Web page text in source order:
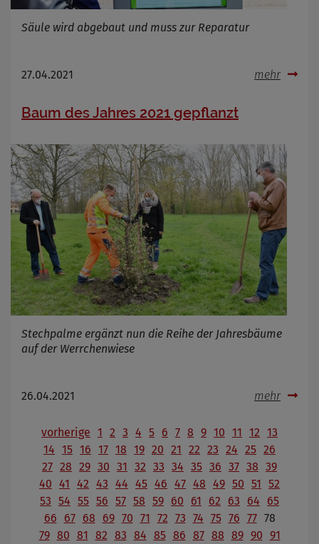
Säule wird abgebaut und muss zur Reparatur
27.04.2021 mehr
Baum des Jahres 2021 gepflanzt
Stechpalme ergänzt nun die Reihe der Jahresbäume
auf der Werrchenwiese
26.04.2021 mehr
vorherige 1 2 3 4 5 6 7 8 9 10 11 12 13
14 15 16 17 18 19 20 21 22 23 24 25 26
27 28 29 30 31 32 33 34 35 36 37 38 39
40 41 42 43 44 45 46 47 48 49 50 51
52
53 54 55 56 57 58 59 60 61 62 63 64
65
66
67 68 69 70 71 72 73 74 75 76 77 78
79 80 81 82 83 84 85 86 87 88 89 90 91